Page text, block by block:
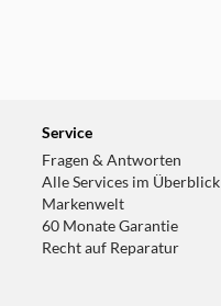
Service
Fragen & Antworten
Alle Services im Überblick
Markenwelt
60 Monate Garantie
Recht auf Reparatur